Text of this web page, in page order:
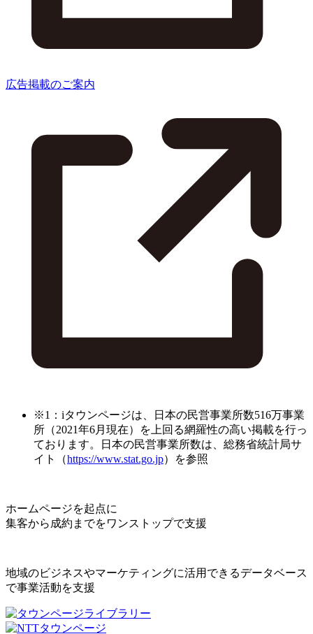
広告掲載のご案内
※1：iタウンページは、日本の民営事業所数516万事業
所（2021年6月現在）を上回る網羅性の高い掲載を行っ
ております。日本の民営事業所数は、総務省統計局サ
イト（https://www.stat.go.jp）を参照
ホームページを起点に
集客から成約までをワンストップで支援
地域のビジネスやマーケティングに活用できるデータベース
で事業活動を支援